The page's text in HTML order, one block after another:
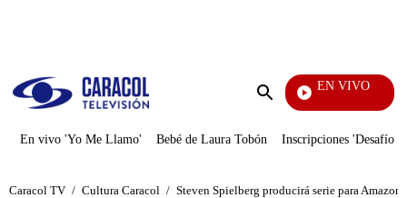
Enviar
EN VIVO
También Caerás
En vivo 'Yo Me Llamo' Bebé de Laura Tobón Inscripciones 'Desafío'
Caracol TV / Cultura Caracol / Steven Spielberg producirá serie para Amazon